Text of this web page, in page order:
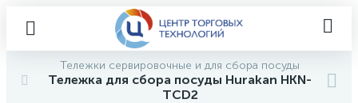
Тележки сервировочные и для сбора посуды
Тележка для сбора посуды Hurakan HKN-
TCD2